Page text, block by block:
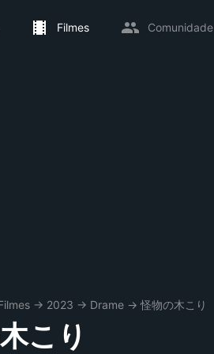
Filmes Comunidade
→ 2023 → Drame →怪物の木こり
こり